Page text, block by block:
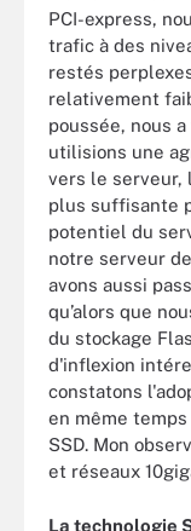
PCI-express,
trafic à des
restés
relativement
poussée, nous
utilisions une
vers le serveur,
plus suffisante
potentiel du
notre serveur
avons aussi
qu’alors que
du stockage
d'inflexion
constatons
en même
SSD. Mon
et réseaux
La technologie